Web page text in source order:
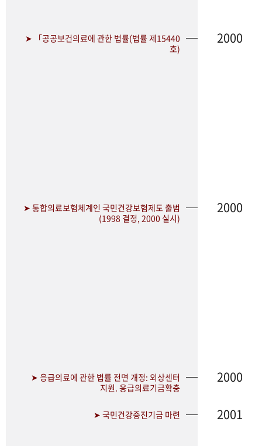
➤ 「공공보건의료에 관한 법률(법률 제15440
호)
2000
➤ 통합의료보험체계인 국민건강보험제도 출범
(1998 결정, 2000 실시)
2000
➤ 응급의료에 관한 법률 전면 개정: 외상센터
지원. 응급의료기금확충
2000
➤ 국민건강증진기금 마련 2001